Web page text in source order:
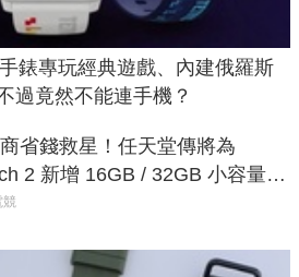
錶專玩經典遊戲、內建俄羅斯
過竟然不能連手機？
省錢救星！任天堂傳將為
2 新增 16GB / 32GB 小容量遊
選擇
競